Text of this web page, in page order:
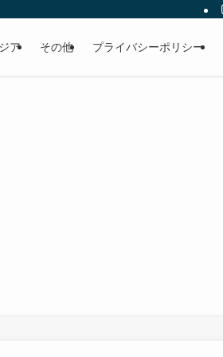
ア その他 プライバシーポリシー